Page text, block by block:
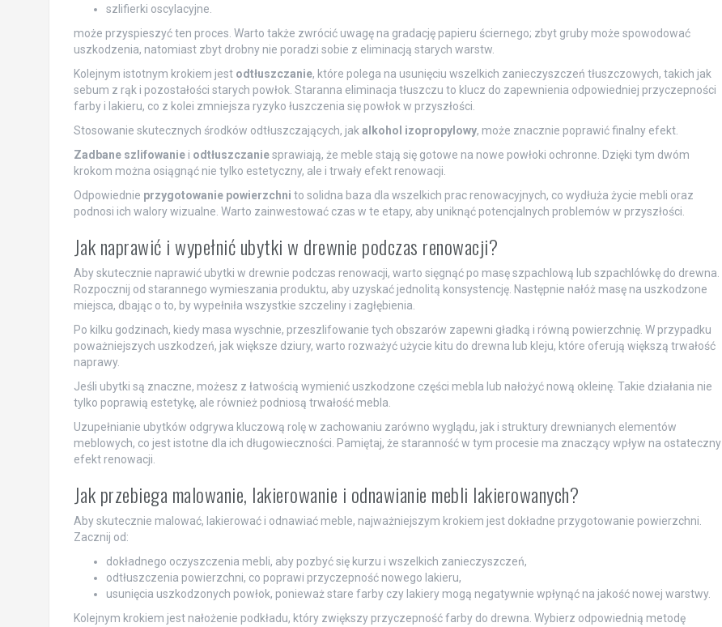
szlifierki oscylacyjne.
może przyspieszyć ten proces. Warto także zwrócić uwagę na gradację papieru ściernego; zbyt gruby może spowodować
uszkodzenia, natomiast zbyt drobny nie poradzi sobie z eliminacją starych warstw.
Kolejnym istotnym krokiem jest odtłuszczanie, które polega na usunięciu wszelkich zanieczyszczeń tłuszczowych, takich jak
sebum z rąk i pozostałości starych powłok. Staranna eliminacja tłuszczu to klucz do zapewnienia odpowiedniej przyczepności
farby i lakieru, co z kolei zmniejsza ryzyko łuszczenia się powłok w przyszłości.
Stosowanie skutecznych środków odtłuszczających, jak alkohol izopropylowy, może znacznie poprawić finalny efekt.
Zadbane szlifowaniei odtłuszczaniesprawiają, że meble stają się gotowe na nowe powłoki ochronne. Dzięki tym dwóm
krokom można osiągnąć nie tylko estetyczny, ale i trwały efekt renowacji.
Odpowiednie przygotowanie powierzchni to solidna baza dla wszelkich prac renowacyjnych, co wydłuża życie mebli oraz
podnosi ich walory wizualne. Warto zainwestować czas w te etapy, aby uniknąć potencjalnych problemów w przyszłości.
Jak naprawić i wypełnić ubytki w drewnie podczas renowacji?
Aby skutecznie naprawić ubytki w drewnie podczas renowacji, warto sięgnąć po masę szpachlową lub szpachlówkę do drewna.
Rozpocznij od starannego wymieszania produktu, aby uzyskać jednolitą konsystencję. Następnie nałóż masę na uszkodzone
miejsca, dbając o to, by wypełniła wszystkie szczeliny i zagłębienia.
Po kilku godzinach, kiedy masa wyschnie, przeszlifowanie tych obszarów zapewni gładką i równą powierzchnię. W przypadku
poważniejszych uszkodzeń, jak większe dziury, warto rozważyć użycie kitu do drewna lub kleju, które oferują większą trwałość
naprawy.
Jeśli ubytki są znaczne, możesz z łatwością wymienić uszkodzone części mebla lub nałożyć nową okleinę. Takie działania nie
tylko poprawią estetykę, ale również podniosą trwałość mebla.
Uzupełnianie ubytków odgrywa kluczową rolę w zachowaniu zarówno wyglądu, jak i struktury drewnianych elementów
meblowych, co jest istotne dla ich długowieczności. Pamiętaj, że staranność w tym procesie ma znaczący wpływ na ostateczny
efekt renowacji.
Jak przebiega malowanie, lakierowanie i odnawianie mebli lakierowanych?
Aby skutecznie malować, lakierować i odnawiać meble, najważniejszym krokiem jest dokładne przygotowanie powierzchni.
Zacznij od:
dokładnego oczyszczenia mebli, aby pozbyć się kurzu i wszelkich zanieczyszczeń,
odtłuszczenia powierzchni, co poprawi przyczepność nowego lakieru,
usunięcia uszkodzonych powłok, ponieważ stare farby czy lakiery mogą negatywnie wpłynąć na jakość nowej warstwy.
Kolejnym krokiem jest nałożenie podkładu, który zwiększy przyczepność farby do drewna. Wybierz odpowiednią metodę